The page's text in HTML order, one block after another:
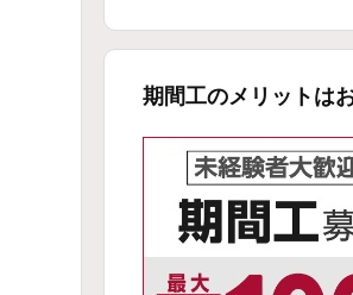
期間工のメリットは